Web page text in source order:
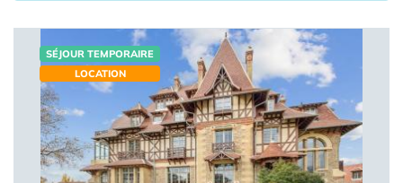
SÉJOUR TEMPORAIRE
LOCATION